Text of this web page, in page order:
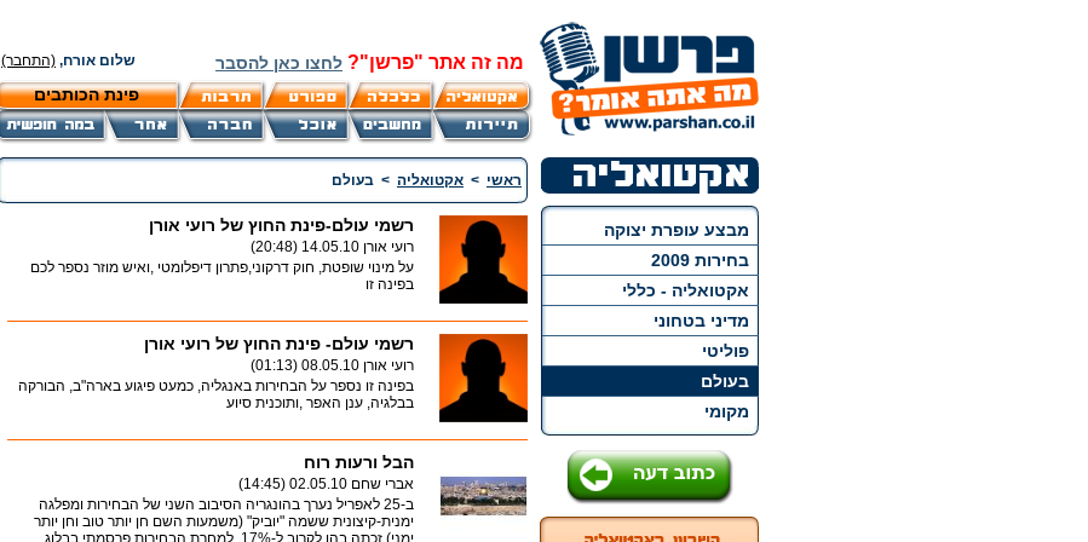
מה זה אתר "פרשן"? לחצו כאן להסבר שלום אורח, (התחבר)
פינת הכותבים
מבצע עופרת יצוקה
בחירות 2009
אקטואליה - כללי
מדיני בטחוני
פוליטי
בעולם
מקומי
ראשי > אקטואליה > בעולם
רשמי עולם-פינת החוץ של רועי אורן
רועי אורן 14.05.10 (20:48)
על מינוי שופטת, חוק דרקוני,פתרון דיפלומטי ,ואיש מוזר נספר לכם
בפינה זו
רשמי עולם- פינת החוץ של רועי אורן
רועי אורן 08.05.10 (01:13)
בפינה זו נספר על הבחירות באנגליה, כמעט פיגוע בארה"ב, הבורקה
בבלגיה, ענן האפר ,ותוכנית סיוע
הבל ורעות רוח
אברי שחם 02.05.10 (14:45)
ב-25 לאפריל נערך בהונגריה הסיבוב השני של הבחירות ומפלגה
ימנית-קיצונית ששמה "יוביק" (משמעות השם חן יותר טוב וחן יותר
ימני) זכתה בהן לקרוב ל-17%. למחרת הבחירות פרסמתי בבלוג